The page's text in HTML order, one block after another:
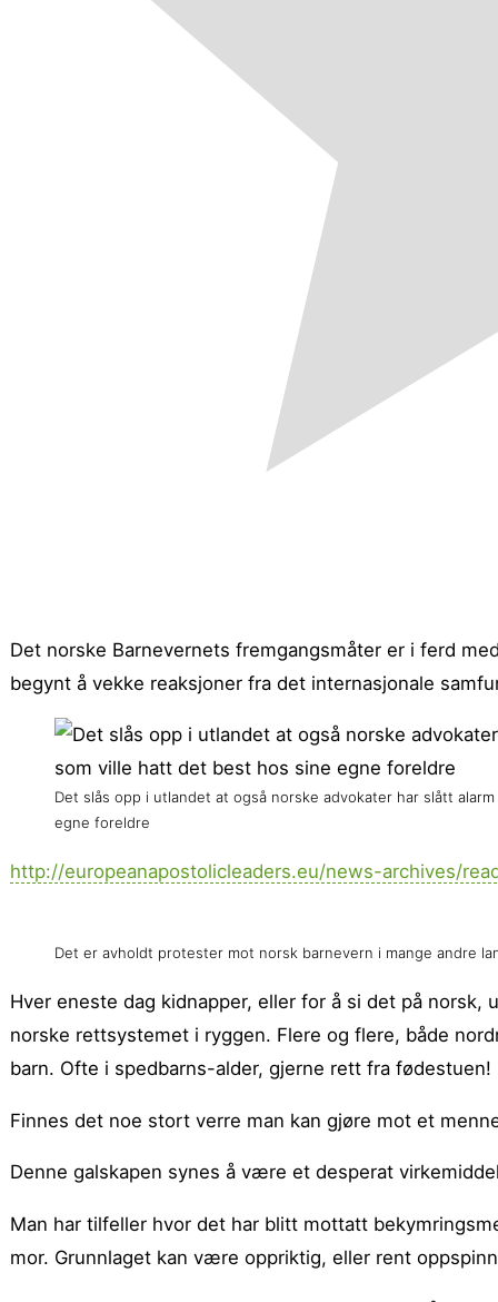
Det norske Barnevernets fremgangsmåter er i ferd
begynt å vekke reaksjoner fra det internasjonale
Det slås opp i utlandet at også norske advokater har slått
egne foreldre
http://europeanapostolicleaders.eu/news-archives/
Det er avholdt protester mot norsk barnevern i mange andre
Hver eneste dag kidnapper, eller for å si det på
norske rettsystemet i ryggen. Flere og flere, både
barn. Ofte i spedbarns-alder, gjerne rett fra fødestuen!
Finnes det noe stort verre man kan gjøre mot et
Denne galskapen synes å være et desperat
Man har tilfeller hvor det har blitt mottatt
mor. Grunnlaget kan være oppriktig, eller rent